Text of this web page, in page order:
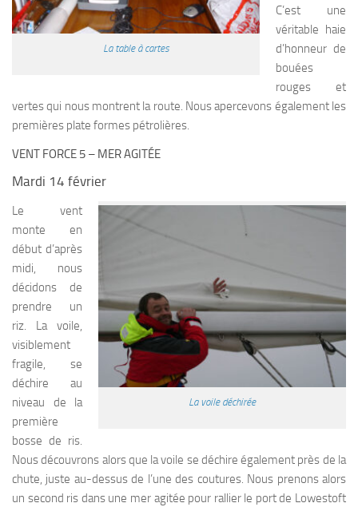
La table à cartes
C’est une
véritable haie
d’honneur de
bouées
rouges et
vertes qui nous montrent la route. Nous apercevons également les
premières plate formes pétrolières.
VENT FORCE 5 – MER AGITÉE
Mardi 14 février
La voile déchirée
Le vent
monte en
début d’après
midi, nous
décidons de
prendre un
riz. La voile,
visiblement
fragile, se
déchire au
niveau de la
première
bosse de ris.
Nous découvrons alors que la voile se déchire également près de la
chute, juste au-dessus de l’une des coutures. Nous prenons alors
un second ris dans une mer agitée pour rallier le port de Lowestoft